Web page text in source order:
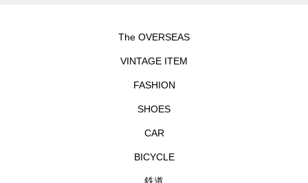
The OVERSEAS
VINTAGE ITEM
FASHION
SHOES
CAR
BICYCLE